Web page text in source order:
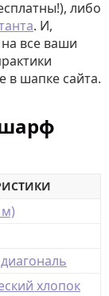
либо
. И,
все ваши
шапке сайта.
м)
хлопок